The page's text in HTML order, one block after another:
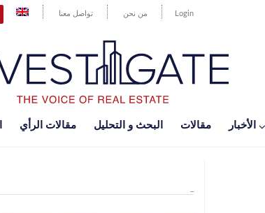
Login من نحن تواصل معنا
اﻷخبار مقالات البحث و التحليل مقالات الرأي